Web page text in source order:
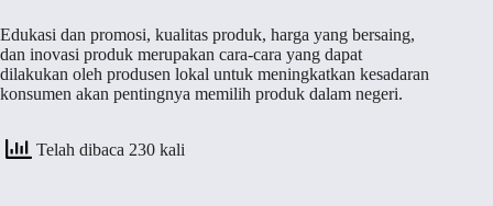
Edukasi dan promosi, kualitas produk, harga yang bersaing,
dan inovasi produk merupakan cara-cara yang dapat
dilakukan oleh produsen lokal untuk meningkatkan kesadaran
konsumen akan pentingnya memilih produk dalam negeri.
Telah dibaca 230 kali